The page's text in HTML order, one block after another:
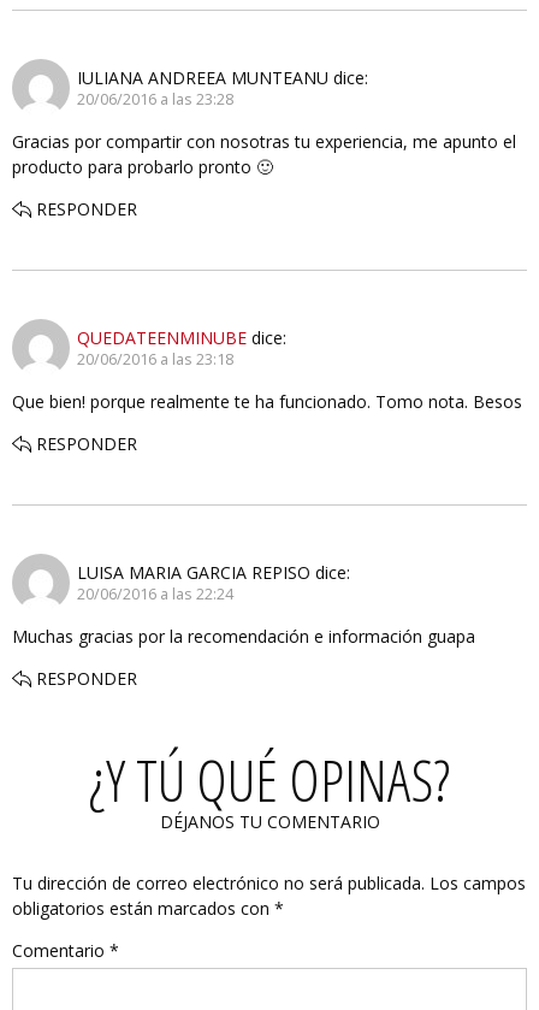
IULIANA ANDREEA MUNTEANU dice:
20/06/2016 a las 23:28
Gracias por compartir con nosotras tu experiencia, me apunto el
producto para probarlo pronto 🙂
RESPONDER
QUEDATEENMINUBE dice:
20/06/2016 a las 23:18
Que bien! porque realmente te ha funcionado. Tomo nota. Besos
RESPONDER
LUISA MARIA GARCIA REPISO dice:
20/06/2016 a las 22:24
Muchas gracias por la recomendación e información guapa
RESPONDER
¿Y TÚ QUÉ OPINAS?
DÉJANOS TU COMENTARIO
Tu dirección de correo electrónico no será publicada. Los campos
obligatorios están marcados con *
Comentario *